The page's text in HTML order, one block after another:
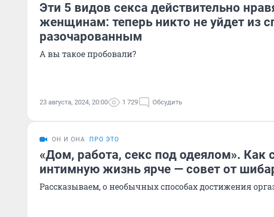
Эти 5 видов секса действительно
женщинам: теперь никто не уйдет из
разочарованным
А вы такое пробовали?
23 августа, 2024, 20:00 1 729 Обсудить
ОН И ОНА ПРО ЭТО
«Дом, работа, секс под одеялом». Как
интимную жизнь ярче — совет от
Рассказываем, о необычных способах достижения